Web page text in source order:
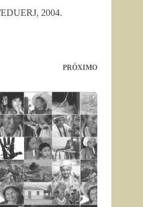
2004.
PRÓXIMO